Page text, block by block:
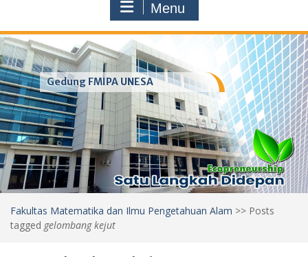
Menu
Gedung FMIPA UNESA
Fakultas Matematika dan Ilmu Pengetahuan Alam >> Posts
tagged gelombang kejut